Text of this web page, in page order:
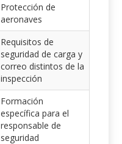
Protección de
aeronaves
Requisitos de
seguridad de carga y
correo distintos de la
inspección
Formación
específica para el
responsable de
seguridad